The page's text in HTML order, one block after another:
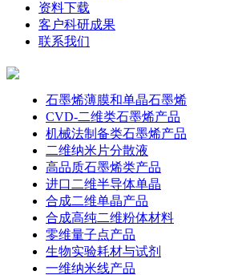
资料下载
客户科研成果
联系我们
石墨烯薄膜和单晶石墨烯
CVD-二维类石墨烯产品
机械法制备类石墨烯产品
二维纳米片分散液
高品质石墨烯类产品
进口二维半导体单晶
合成二维单晶产品
合成高纯二维粉体材料
零维量子点产品
生物实验耗材与试剂
一维纳米线产品